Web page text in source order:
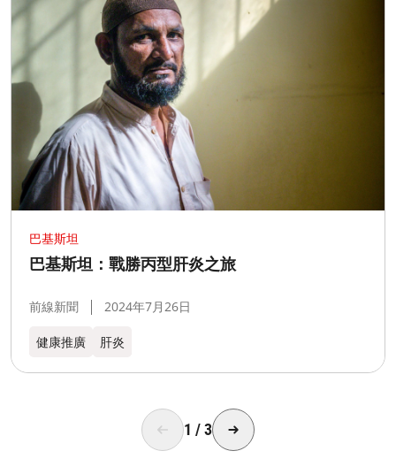
巴基斯坦
巴基斯坦：戰勝丙型肝炎之旅
前線新聞 2024年7月26日
健康推廣 肝炎
1 /3